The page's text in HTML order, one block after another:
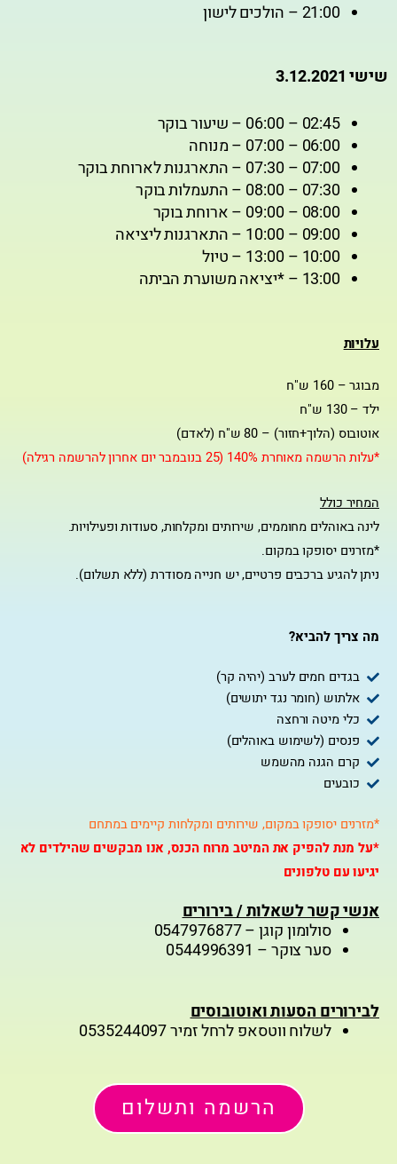
21:00 – הולכים לישון
שישי 3.12.2021
02:45 – 06:00 – שיעור בוקר
06:00 – 07:00 – מנוחה
07:00 – 07:30 – התארגנות לארוחת בוקר
07:30 – 08:00 – התעמלות בוקר
08:00 – 09:00 – ארוחת בוקר
09:00 – 10:00 – התארגנות ליציאה
10:00 – 13:00 – טיול
13:00 – *יציאה משוערת הביתה
עלויות
מבוגר – 160 ש"ח
ילד – 130 ש"ח
אוטובוס (הלוך+חזור) – 80 ש"ח (לאדם)
*עלות הרשמה מאוחרת 140% (25 בנובמבר יום אחרון להרשמה רגילה)
המחיר כולל
לינה באוהלים מחוממים, שירותים ומקלחות, סעודות ופעילויות.
*מזרנים יסופקו במקום.
ניתן להגיע ברכבים פרטיים, יש חנייה מסודרת (ללא תשלום).
מה צריך להביא?
בגדים חמים לערב (יהיה קר)
אלתוש (חומר נגד יתושים)
כלי מיטה ורחצה
פנסים (לשימוש באוהלים)
קרם הגנה מהשמש
כובעים
*מזרנים יסופקו במקום, שירותים ומקלחות קיימים במתחם
*על מנת להפיק את המיטב מרוח הכנס, אנו מבקשים שהילדים לא
יגיעו עם טלפונים
אנשי קשר לשאלות / בירורים
סולומון קוגן – 0547976877
סער צוקר – 0544996391
לבירורים הסעות ואוטובוסים
לשלוח ווטסאפ לרחל זמיר 0535244097
הרשמה ותשלום